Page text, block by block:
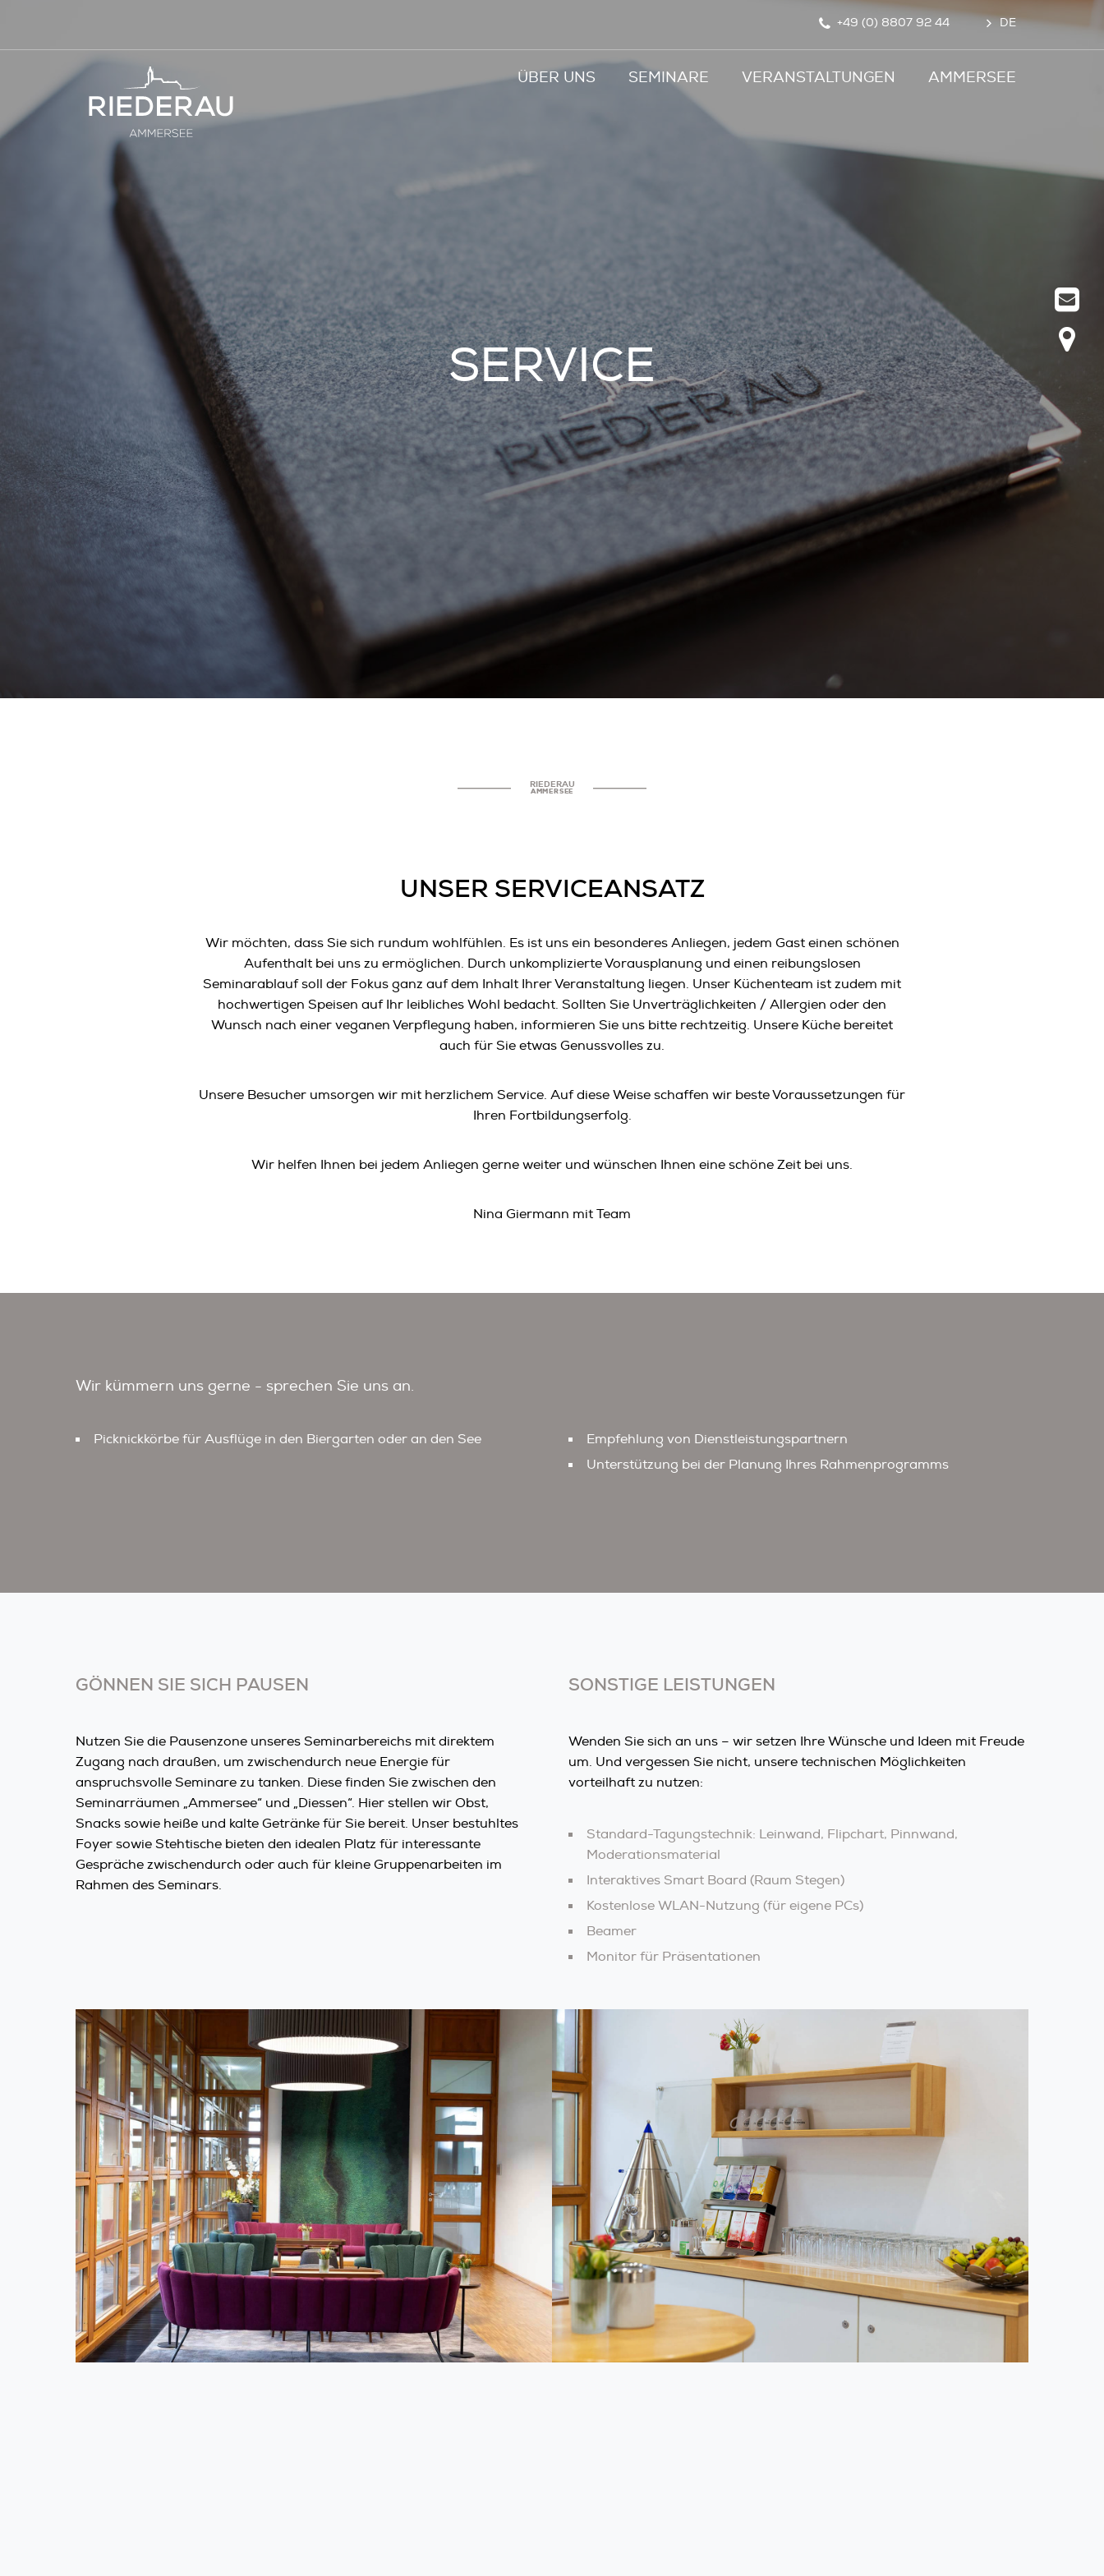
+49 (0) 8807 92 44 DE
ÜBER UNS SEMINARE VERANSTALTUNGEN AMMERSEE
SERVICE
RIEDERAU
AMMERSEE
UNSER SERVICEANSATZ
Wir möchten, dass Sie sich rundum wohlfühlen. Es ist uns ein besonderes Anliegen, jedem Gast einen schönen
Aufenthalt bei uns zu ermöglichen. Durch unkomplizierte Vorausplanung und einen reibungslosen
Seminarablauf soll der Fokus ganz auf dem Inhalt Ihrer Veranstaltung liegen. Unser Küchenteam ist zudem mit
hochwertigen Speisen auf Ihr leibliches Wohl bedacht. Sollten Sie Unverträglichkeiten / Allergien oder den
Wunsch nach einer veganen Verpflegung haben, informieren Sie uns bitte rechtzeitig. Unsere Küche bereitet
auch für Sie etwas Genussvolles zu.
Unsere Besucher umsorgen wir mit herzlichem Service. Auf diese Weise schaffen wir beste Voraussetzungen für
Ihren Fortbildungserfolg.
Wir helfen Ihnen bei jedem Anliegen gerne weiter und wünschen Ihnen eine schöne Zeit bei uns.
Nina Giermann mit Team
Wir kümmern uns gerne - sprechen Sie uns an.
Picknickkörbe für Ausflüge in den Biergarten oder an den See
Empfehlung von Dienstleistungspartnern
Unterstützung bei der Planung Ihres Rahmenprogramms
GÖNNEN SIE SICH PAUSEN
Nutzen Sie die Pausenzone unseres Seminarbereichs mit direktem
Zugang nach draußen, um zwischendurch neue Energie für
anspruchsvolle Seminare zu tanken. Diese finden Sie zwischen den
Seminarräumen „Ammersee“ und „Diessen“. Hier stellen wir Obst,
Snacks sowie heiße und kalte Getränke für Sie bereit. Unser bestuhltes
Foyer sowie Stehtische bieten den idealen Platz für interessante
Gespräche zwischendurch oder auch für kleine Gruppenarbeiten im
Rahmen des Seminars.
SONSTIGE LEISTUNGEN
Wenden Sie sich an uns – wir setzen Ihre Wünsche und Ideen mit Freude
um. Und vergessen Sie nicht, unsere technischen Möglichkeiten
vorteilhaft zu nutzen:
Standard-Tagungstechnik: Leinwand, Flipchart, Pinnwand,
Moderationsmaterial
Interaktives Smart Board (Raum Stegen)
Kostenlose WLAN-Nutzung (für eigene PCs)
Beamer
Monitor für Präsentationen